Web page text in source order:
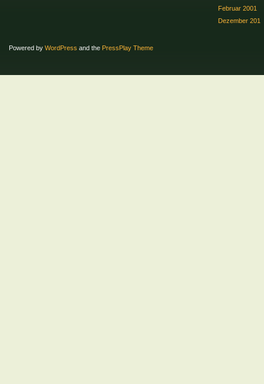
Februar 2001
Dezember 201
Powered by WordPress and the PressPlay Theme